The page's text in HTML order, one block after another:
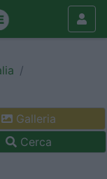
Galleria
Cerca